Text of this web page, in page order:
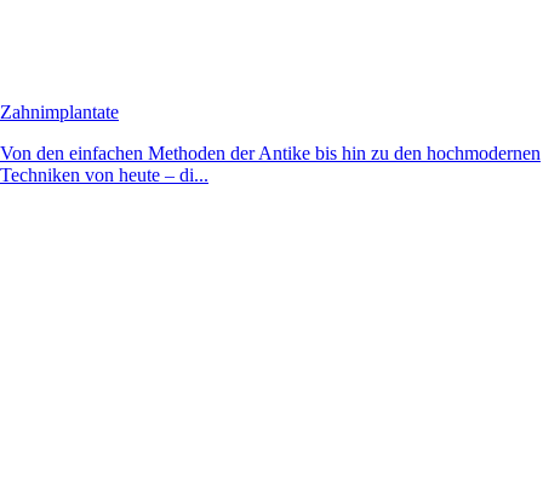
Zahnimplantate
Von den einfachen Methoden der Antike bis hin zu den hochmodernen
Techniken von heute – di...